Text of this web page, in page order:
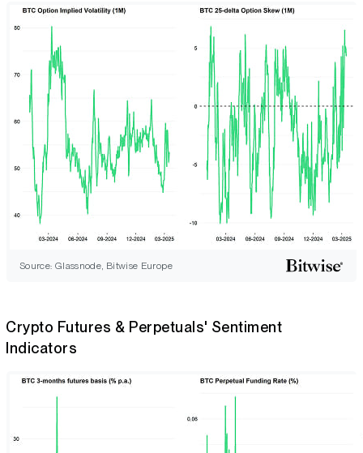
Source: Glassnode, Bitwise Europe
Crypto Futures & Perpetuals' Sentiment
Indicators